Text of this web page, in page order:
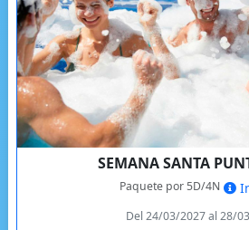
SEMANA SANTA
Paquete por 5D/4N
Del 24/03/2027 al 28/